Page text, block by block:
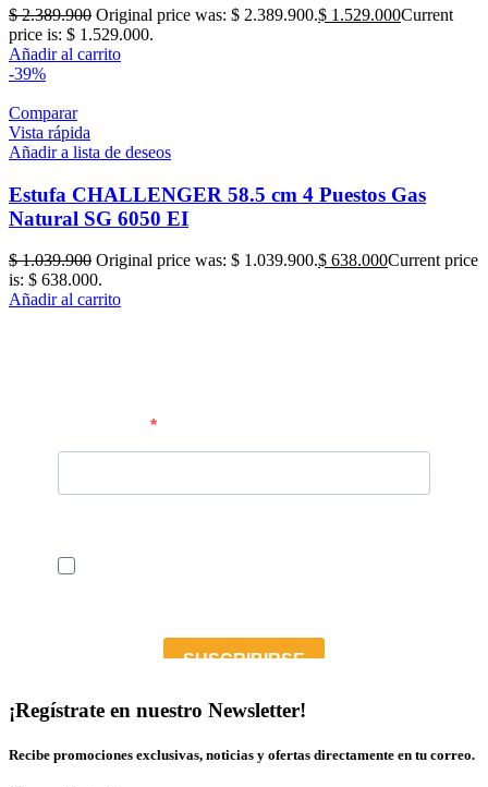
$2.389.900 Original price was: $ 2.389.900.$ 1.529.000Current
price is: $ 1.529.000.
Añadir al carrito
-39%
Comparar
Vista rápida
Añadir a lista de deseos
Estufa CHALLENGER 58.5 cm 4 Puestos Gas
Natural SG 6050 EI
$1.039.900 Original price was: $ 1.039.900.$ 638.000Current price
is: $ 638.000.
Añadir al carrito
¡Regístrate en nuestro Newsletter!
Recibe promociones exclusivas, noticias y ofertas directamente en tu correo.